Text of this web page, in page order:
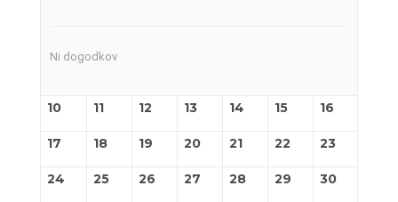
Ni dogodkov
10 11 12 13 14 15 16
17 18 19 20 21 22 23
24 25 26 27 28 29 30